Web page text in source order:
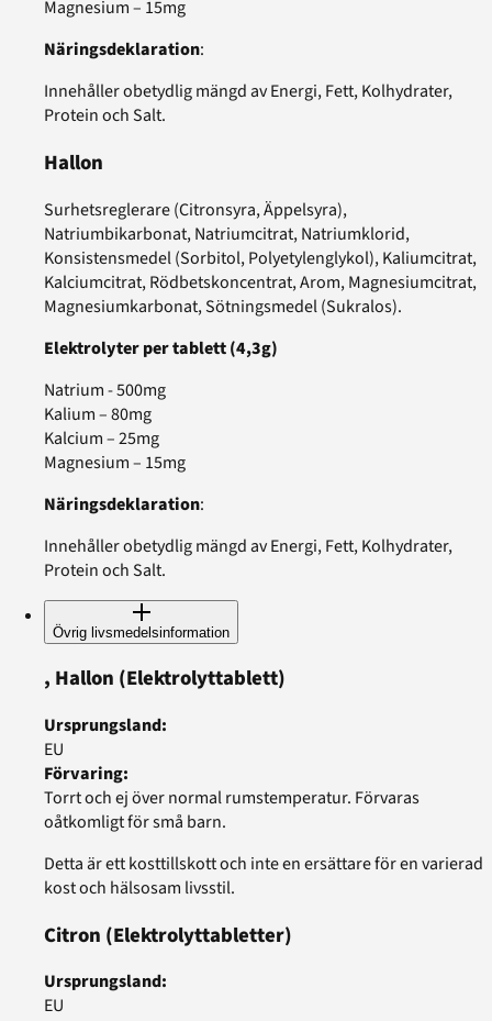
Magnesium – 15mg
Näringsdeklaration:
Innehåller obetydlig mängd av Energi, Fett, Kolhydrater,
Protein och Salt.
Hallon
Surhetsreglerare (Citronsyra, Äppelsyra),
Natriumbikarbonat, Natriumcitrat, Natriumklorid,
Konsistensmedel (Sorbitol, Polyetylenglykol), Kaliumcitrat,
Kalciumcitrat, Rödbetskoncentrat, Arom, Magnesiumcitrat,
Magnesiumkarbonat, Sötningsmedel (Sukralos).
Elektrolyter per tablett (4,3g)
Natrium - 500mg
Kalium – 80mg
Kalcium – 25mg
Magnesium – 15mg
Näringsdeklaration:
Innehåller obetydlig mängd av Energi, Fett, Kolhydrater,
Protein och Salt.
Övrig livsmedelsinformation
, Hallon (Elektrolyttablett)
Ursprungsland:
EU
Förvaring:
Torrt och ej över normal rumstemperatur. Förvaras
oåtkomligt för små barn.
Detta är ett kosttillskott och inte en ersättare för en varierad
kost och hälsosam livsstil.
Citron (Elektrolyttabletter)
Ursprungsland:
EU